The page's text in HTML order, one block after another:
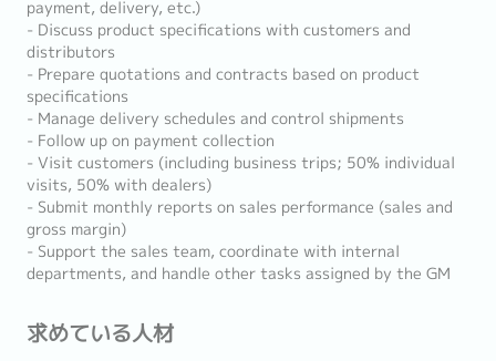
payment, delivery, etc.)
- Discuss product specifications with customers and
distributors
- Prepare quotations and contracts based on product
specifications
- Manage delivery schedules and control shipments
- Follow up on payment collection
- Visit customers (including business trips; 50% individual
visits, 50% with dealers)
- Submit monthly reports on sales performance (sales and
gross margin)
- Support the sales team, coordinate with internal
departments, and handle other tasks assigned by the GM
求めている人材